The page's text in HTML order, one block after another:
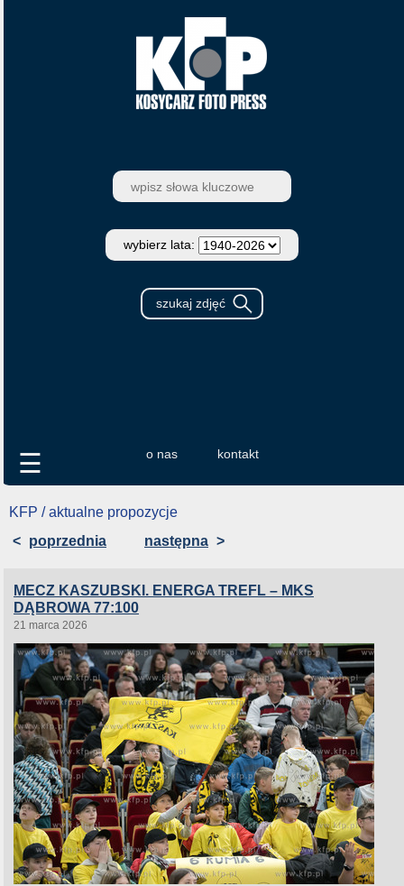
wybierz lata:
o nas kontakt
☰
KFP / aktualne propozycje
< poprzednia następna >
MECZ KASZUBSKI. ENERGA TREFL – MKS
DĄBROWA 77:100
21 marca 2026